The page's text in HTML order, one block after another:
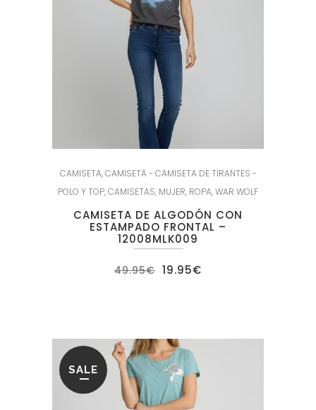
CAMISETA,CAMISETA - CAMISETA DE TIRANTES -
POLO Y TOP,CAMISETAS, MUJER, ROPA,WAR WOLF
CAMISETA DE ALGODÓN CON
ESTAMPADO FRONTAL –
12008MLK009
49.95€ El
precio
19.95€
SALE